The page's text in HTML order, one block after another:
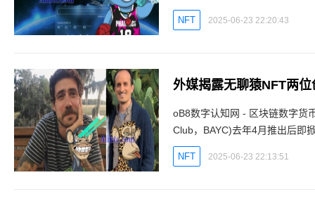
示：他们与曾获美国葛莱美音乐
NFT 2025-06-23 22:20:43
外媒揭露无聊猿NFT两
oB8数字认知网 - 区块链数字货
Club，BAYC)去年4月推出后即
小贾斯汀等众多名人竞相收藏。
NFT 2025-06-23 22:13:51